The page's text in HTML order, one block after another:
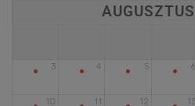
3
• 4
• 5
• 6
•
10 11 12 13